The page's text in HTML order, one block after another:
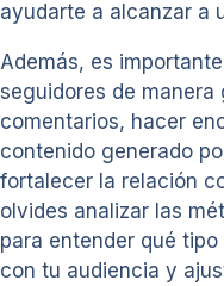
ayudarte a alcanzar a
Además, es
seguidores de manera
comentarios, hacer
contenido generado
fortalecer la relación
olvides analizar las
para entender qué
con tu audiencia y